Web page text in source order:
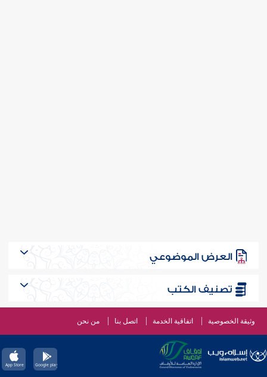
العرض الموضوعي
تصنيف الكتب
وثيقة الخصوصية اتفاقية الخدمة اتصل بنا من نحن